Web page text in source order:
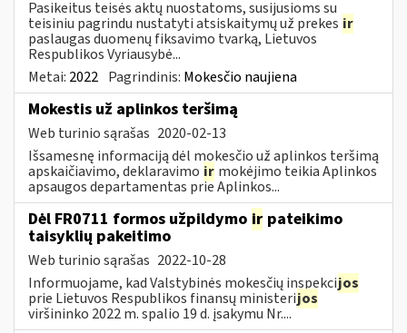
Pasikeitus teisės aktų nuostatoms, susijusioms su
teisiniu pagrindu nustatyti atsiskaitymų už prekes ir
paslaugas duomenų fiksavimo tvarką, Lietuvos
Respublikos Vyriausybė...
Metai: 2022 Pagrindinis: Mokesčio naujiena
Mokestis už aplinkos teršimą
Web turinio sąrašas 2020-02-13
Išsamesnę informaciją dėl mokesčio už aplinkos teršimą
apskaičiavimo, deklaravimo ir mokėjimo teikia Aplinkos
apsaugos departamentas prie Aplinkos...
Dėl FR0711 formos užpildymo ir pateikimo
taisyklių pakeitimo
Web turinio sąrašas 2022-10-28
Informuojame, kad Valstybinės mokesčių inspekcijos
prie Lietuvos Respublikos finansų ministerijos
viršininko 2022 m. spalio 19 d. įsakymu Nr....